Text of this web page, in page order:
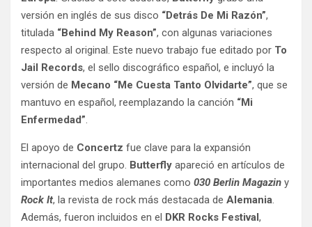
versión en inglés de sus disco “Detrás De Mi Razón”,
titulada “Behind My Reason”, con algunas variaciones
respecto al original. Este nuevo trabajo fue editado por To
Jail Records, el sello discográfico español, e incluyó la
versión de Mecano “Me Cuesta Tanto Olvidarte”, que se
mantuvo en español, reemplazando la canción “Mi
Enfermedad”.
El apoyo de Concertz fue clave para la expansión
internacional del grupo. Butterfly apareció en artículos de
importantes medios alemanes como 030 Berlin Magazin y
Rock It, la revista de rock más destacada de Alemania.
Además, fueron incluidos en el DKR Rocks Festival,